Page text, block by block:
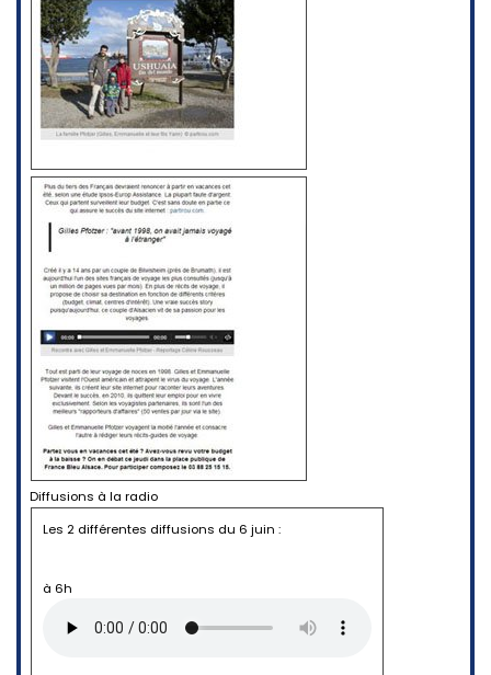
Diffusions à la radio
Les 2 différentes diffusions du 6 juin :
à 6h